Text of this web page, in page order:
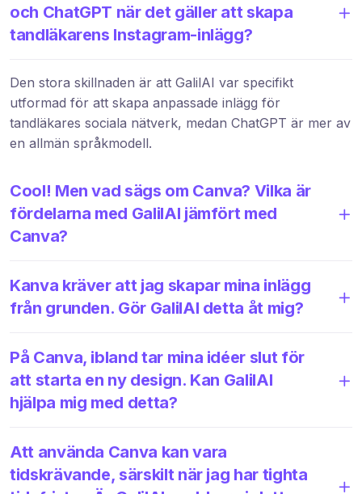
och ChatGPT när det gäller att skapa
tandläkarens Instagram-inlägg?
Den stora skillnaden är att GalilAI var specifikt
utformad för att skapa anpassade inlägg för
tandläkares sociala nätverk, medan ChatGPT är mer av
en allmän språkmodell.
Cool! Men vad sägs om Canva? Vilka är
fördelarna med GalilAI jämfört med
Canva?
Kanva kräver att jag skapar mina inlägg
från grunden. Gör GalilAI detta åt mig?
På Canva, ibland tar mina idéer slut för
att starta en ny design. Kan GalilAI
hjälpa mig med detta?
Att använda Canva kan vara
tidskrävande, särskilt när jag har tighta